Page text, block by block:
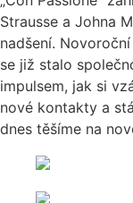
Strausse a Johna
nadšení.
se již stalo
impulsem, jak si
nové kontakty a
dnes těšíme na